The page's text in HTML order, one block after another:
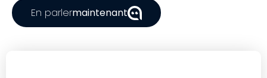
En parlermaintenant